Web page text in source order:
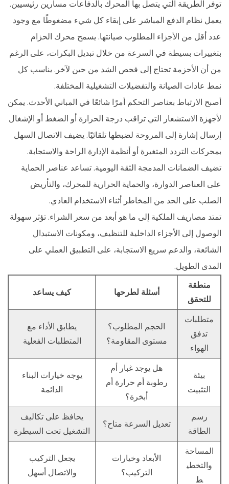
توفر الطريقة التي يتصل بها المحرك بالدفاعات مسارين رئيسيين.
يعمل نظام الدفع المباشر على إبقاء كل شيء مضغوطًا مع وجود
عدد أقل من الأجزاء المطلوب صيانتها. يسمح محرك الحزام
بتغييرات بسيطة في السرعة من خلال تبديل البكرات، على الرغم
من أن الأحزمة تحتاج إلى فحص الشد من حين لآخر. يناسب كل
نمط عادات الصيانة والتفضيلات التشغيلية المختلفة.
أصبح الارتباط بعناصر التحكم أمرًا شائعًا في المباني الأحدث. يمكن
لأجهزة الاستشعار التي تراقب درجة الحرارة أو الضغط أو الإشغال
إرسال إشارة إلى المروحة لضبطها تلقائيًا. يضيف الاتصال السهل
بمحركات التردد المتغيرة أو أنظمة الإدارة الراحة والاستجابة.
تضيف الضمانات المدمجة الثقة اليومية. تساعد عناصر الحماية
على العناصر الدوارة، والحماية الحرارية للمحرك، والتأريض
الصلب على الحد من المخاطر أثناء الاستخدام العادي.
تمتد مصاريف الملكية إلى ما هو أبعد من سعر الشراء. تؤثر سهولة
الوصول إلى الأجزاء الداخلية للتنظيف، ومكونات الاستبدال
الشائعة، والدعم سريع الاستجابة، على التطبيق العملي على
المدى الطويل.
منطقة
للتحقق
أسئلة لطرحها كيف يساعد
متطلبات
تدفق
الهواء
الحجم المطلوب؟
مستوى المقاومة؟
يطابق الأداء مع
المتطلبات الفعلية
بيئة
التثبيت
هل يوجد غبار أم
رطوبة أم حرارة أم
أبخرة؟
يوجه خيارات البناء
الدائمة
رسم
الطاقة
تعديل السرعة متاح؟
يحافظ على تكاليف
التشغيل تحت السيطرة
المساحة
والتخطي
ط
الأبعاد وخيارات
التركيب؟
يجعل التركيب
والاتصال أسهل